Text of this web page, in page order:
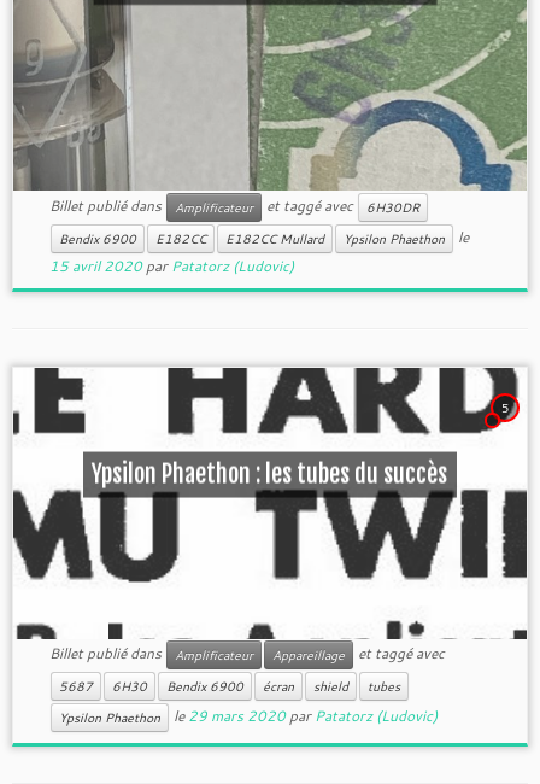
Billet publié dans Amplificateur et taggé avec
6H30DR
Bendix 6900
E182CC E182CC Mullard Ypsilon Phaethon
le
15 avril 2020 parPatatorz (Ludovic)
5
Ypsilon Phaethon : les tubes du succès
Billet publié dans Amplificateur Appareillage et taggé avec
5687 6H30 Bendix 6900 écran shield
tubes
Ypsilon Phaethon
le29 mars 2020 parPatatorz (Ludovic)